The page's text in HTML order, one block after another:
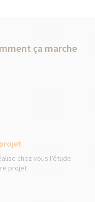
ça marche
chez vous l’étude
projet